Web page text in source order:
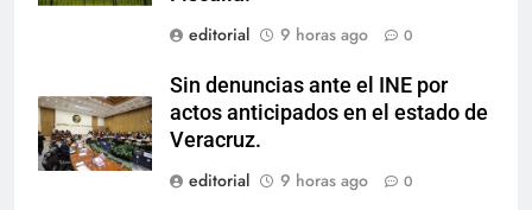
editorial
9 horas ago 0
Sin denuncias ante el INE por
actos anticipados en el estado de
Veracruz.
editorial
9 horas ago 0